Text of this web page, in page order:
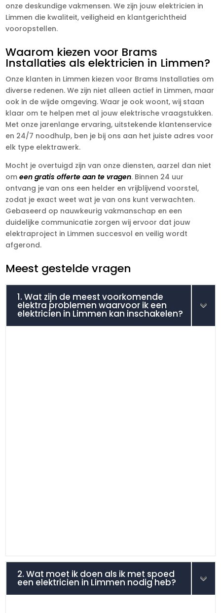
onze deskundige vakmensen. We zijn jouw elektricien in
Limmen die kwaliteit, veiligheid en klantgerichtheid
vooropstellen.
Waarom kiezen voor Brams
Installaties als elektricien in Limmen?
Onze klanten in Limmen kiezen voor Brams Installaties om
diverse redenen. We zijn niet alleen actief in Limmen, maar
ook in de wijde omgeving. Waar je ook woont, wij staan
klaar om te helpen met al jouw elektrische vraagstukken.
Met onze jarenlange ervaring, uitstekende klantenservice
en 24/7 noodhulp, ben je bij ons aan het juiste adres voor
elk type elektrawerk.
Mocht je overtuigd zijn van onze diensten, aarzel dan niet
omeen gratis offerte aan te vragen. Binnen 24 uur
ontvang je van ons een helder en vrijblijvend voorstel,
zodat je exact weet wat je van ons kunt verwachten.
Gebaseerd op nauwkeurig vakmanschap en een
duidelijke communicatie zorgen wij ervoor dat jouw
elektraproject in Limmen succesvol en veilig wordt
afgerond.
Meest gestelde vragen
1. Wat zijn de meest voorkomende
elektra problemen waarvoor ik een
elektricien in Limmen kan inschakelen?
2. Wat moet ik doen als ik met spoed
een elektricien in Limmen nodig heb?